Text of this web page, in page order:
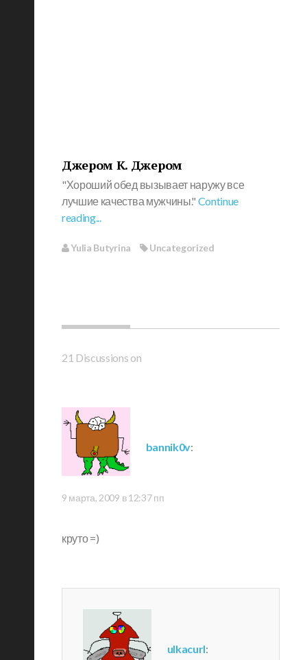
Джером К. Джером
"Хороший обед вызывает наружу все
лучшие качества мужчины." Continue
reading...
Yulia Butyrina Uncategorized
21 Discussions on
bannik0v:
9 марта, 2009 в 12:37 пп
круто =)
ulkacurl: